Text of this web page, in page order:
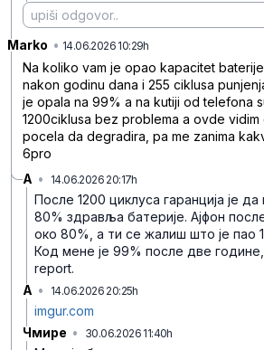
Marko • 14.06.2026 10:29h
Na koliko vam je opao kapacitet
nakon godinu dana i 255 ciklusa
je opala na 99% a na kutiji od telefona
1200ciklusa bez problema a ovde
pocela da degradira, pa me zanima
6pro
А • 14.06.2026 20:17h
После 1200 циклуса гаранција је
80% здравља батерије. Ајфон
око 80%, а ти се жалиш што је пао
Код мене је 99% после две
report.
А • 14.06.2026 20:25h
imgur.com
Чмире • 30.06.2026 11:40h